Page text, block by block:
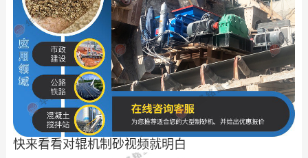
快来看看对辊机制砂视频就明白